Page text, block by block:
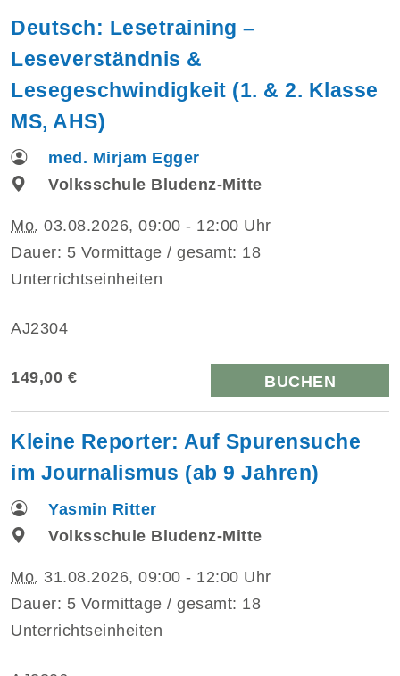
Deutsch: Lesetraining –
Leseverständnis &
Lesegeschwindigkeit (1. & 2. Klasse
MS, AHS)
med. Mirjam Egger
Volksschule Bludenz-Mitte
Mo. 03.08.2026, 09:00 - 12:00 Uhr
Dauer: 5 Vormittage / gesamt: 18
Unterrichtseinheiten
AJ2304
149,00 € BUCHEN
Kleine Reporter: Auf Spurensuche
im Journalismus (ab 9 Jahren)
Yasmin Ritter
Volksschule Bludenz-Mitte
Mo. 31.08.2026, 09:00 - 12:00 Uhr
Dauer: 5 Vormittage / gesamt: 18
Unterrichtseinheiten